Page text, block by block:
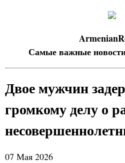
Самые важные
Двое мужчин
громкому делу о
07 Мая 2026